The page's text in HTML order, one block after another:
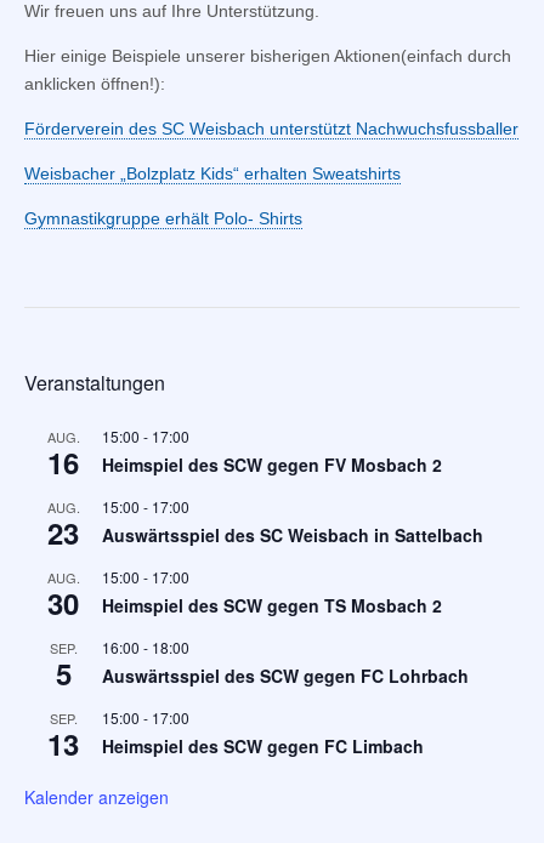
Wir freuen uns auf Ihre Unterstützung.
Hier einige Beispiele unserer bisherigen Aktionen(einfach durch
anklicken öffnen!):
Förderverein des SC Weisbach unterstützt Nachwuchsfussballer
Weisbacher „Bolzplatz Kids“ erhalten Sweatshirts
Gymnastikgruppe erhält Polo- Shirts
Veranstaltungen
AUG.
16
15:00 - 17:00
Heimspiel des SCW gegen FV Mosbach 2
AUG.
23
15:00 - 17:00
Auswärtsspiel des SC Weisbach in Sattelbach
AUG.
30
15:00 - 17:00
Heimspiel des SCW gegen TS Mosbach 2
SEP.
5
16:00 - 18:00
Auswärtsspiel des SCW gegen FC Lohrbach
SEP.
13
15:00 - 17:00
Heimspiel des SCW gegen FC Limbach
Kalender anzeigen